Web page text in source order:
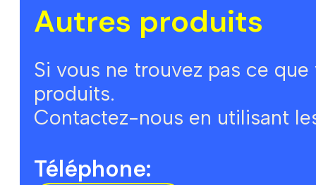
Autres produits
Si vous ne trouvez pas ce
produits.
Contactez-nous en utilisant
Téléphone: